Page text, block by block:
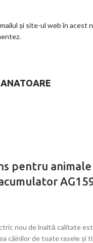
și site-ul web în acest
pentru animale
nou de înaltă calitate
câinilor de toate rasele și